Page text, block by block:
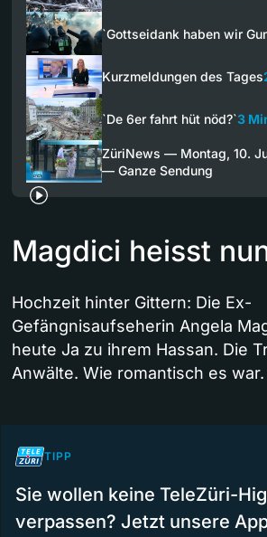
`Gottseidank haben wir
Kurzmeldungen des Tages
`De 6er fahrt hüt nöd?`3
ZüriNews — Montag, 10.
— Ganze Sendung
Magdici heisst
Hochzeit hinter Gittern: Die Ex-
Gefängnisaufseherin Angela
heute Ja zu ihrem Hassan. Die
Anwälte. Wie romantisch es war.
TIPP
Sie wollen keine TeleZüri-
verpassen? Jetzt unsere